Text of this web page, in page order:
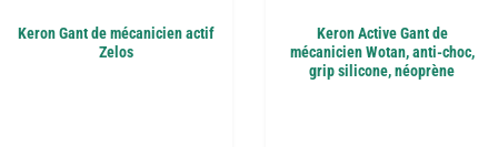
Keron Gant de mécanicien actif
Zelos
Keron Active Gant de
mécanicien Wotan, anti-choc,
grip silicone, néoprène